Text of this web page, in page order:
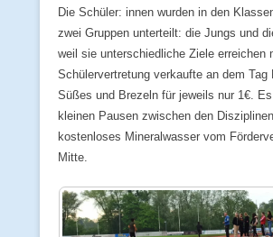
Die Schüler: innen wurden in den
zwei Gruppen unterteilt: die Jungs und
weil sie unterschiedliche Ziele erreichen
Schülervertretung verkaufte an dem Tag
Süßes und Brezeln für jeweils nur 1€.
kleinen Pausen zwischen den
kostenloses Mineralwasser vom
Mitte.